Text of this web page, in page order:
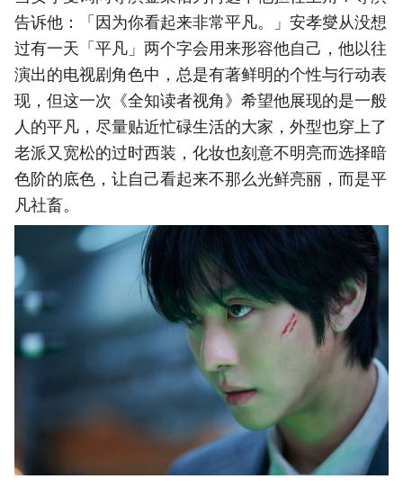
告诉他：「因为你看起来非常平凡。」安孝燮从没想
过有一天「平凡」两个字会用来形容他自己，他以往
演出的电视剧角色中，总是有著鲜明的个性与行动表
现，但这一次《全知读者视角》希望他展现的是一般
人的平凡，尽量贴近忙碌生活的大家，外型也穿上了
老派又宽松的过时西装，化妆也刻意不明亮而选择暗
色阶的底色，让自己看起来不那么光鲜亮丽，而是平
凡社畜。